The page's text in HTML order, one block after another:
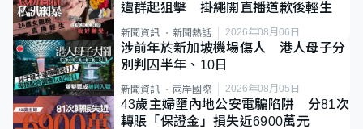
遭群起狙擊 掛繩開直播道歉後輕生
新聞資訊 新聞熱話 2026年08月06日
涉前年於新加坡機場傷人 港人母子分
別判囚半年、10日
新聞資訊 兩岸國際 2026年08月05日
43歲主婦墮內地公安電騙陷阱 分81次
轉賬「保證金」損失近6900萬元